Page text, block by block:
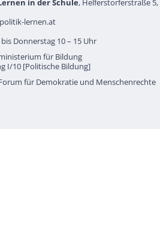
in der Schule, Helferstorferstraße 5,
lernen.at
Donnerstag 10 – 15 Uhr
für Bildung
I/10 [Politische Bildung]
für Demokratie und Menschenrechte